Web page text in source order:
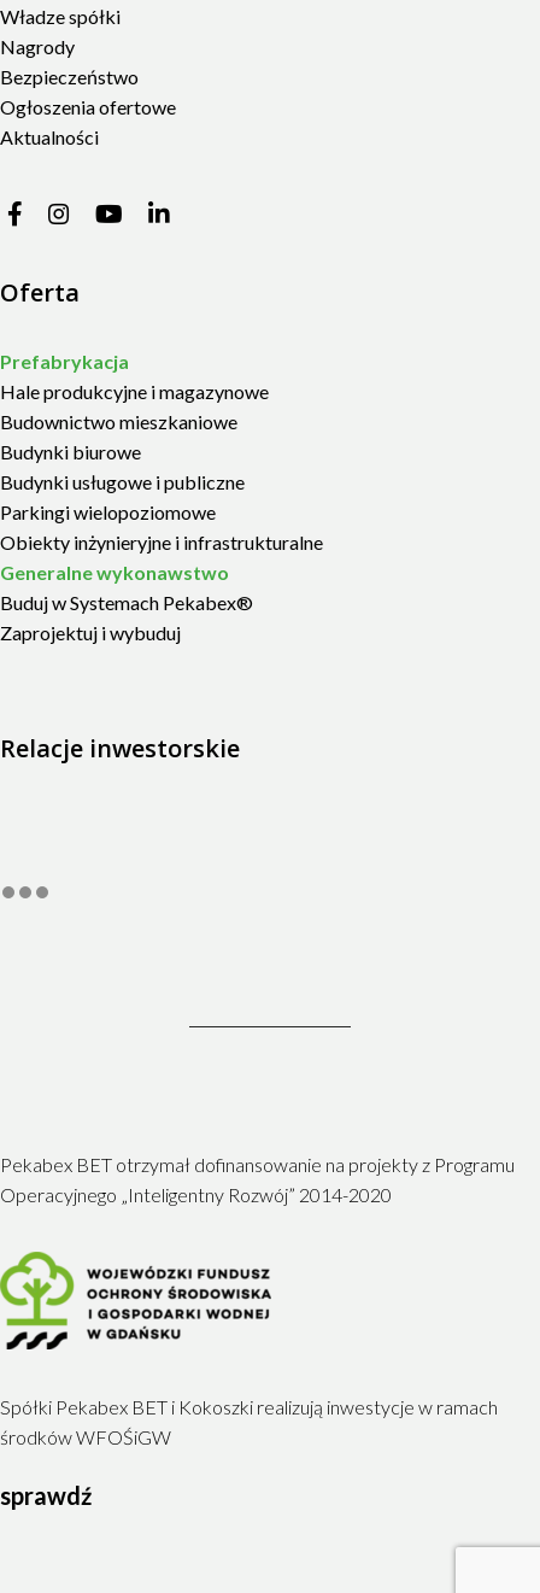
Władze spółki
Nagrody
Bezpieczeństwo
Ogłoszenia ofertowe
Aktualności
Oferta
Prefabrykacja
Hale produkcyjne i magazynowe
Budownictwo mieszkaniowe
Budynki biurowe
Budynki usługowe i publiczne
Parkingi wielopoziomowe
Obiekty inżynieryjne i infrastrukturalne
Generalne wykonawstwo
Buduj w Systemach Pekabex®
Zaprojektuj i wybuduj
Relacje inwestorskie
Pekabex BET otrzymał dofinansowanie na projekty z Programu
Operacyjnego „Inteligentny Rozwój” 2014-2020
Spółki Pekabex BET i Kokoszki realizują inwestycje w ramach
środków WFOŚiGW
sprawdź